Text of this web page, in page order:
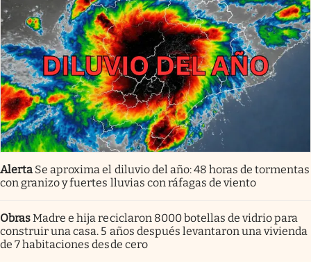
Alerta Se aproxima el diluvio del año: 48 horas de tormentas
con granizo y fuertes lluvias con ráfagas de viento
ObrasMadre e hija reciclaron 8000 botellas de vidrio para
construir una casa. 5 años después levantaron una vivienda
de 7 habitaciones desde cero